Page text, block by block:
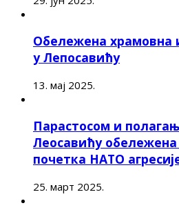
Обележена храмовна
у Лепосавићу
13. мај 2025.
Парастосом и
Леосавићу
почетка НАТО
25. март 2025.